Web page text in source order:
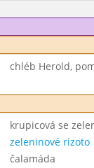
chléb Herold,
krupicová se
zeleninové rizoto
čalamáda